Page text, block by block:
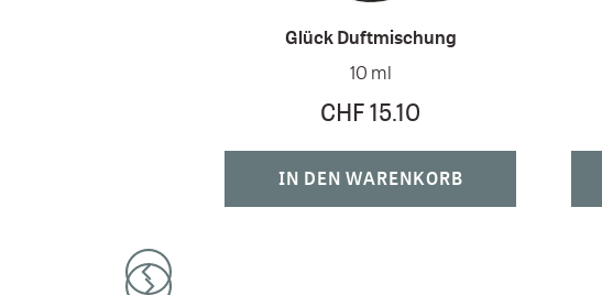
Glück Duftmischung
10 ml
CHF 15.10
IN DEN WARENKORB